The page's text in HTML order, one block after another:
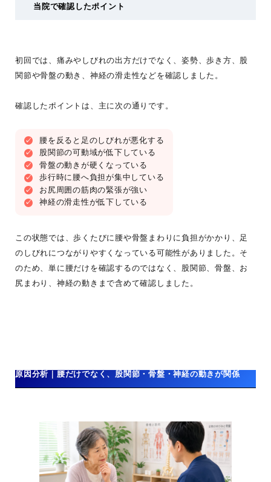
当院で確認したポイント
初回では、痛みやしびれの出方だけでなく、姿勢、歩き方、股
関節や骨盤の動き、神経の滑走性などを確認しました。
確認したポイントは、主に次の通りです。
腰を反ると足のしびれが悪化する
股関節の可動域が低下している
骨盤の動きが硬くなっている
歩行時に腰へ負担が集中している
お尻周囲の筋肉の緊張が強い
神経の滑走性が低下している
この状態では、歩くたびに腰や骨盤まわりに負担がかかり、足
のしびれにつながりやすくなっている可能性がありました。そ
のため、単に腰だけを確認するのではなく、股関節、骨盤、お
尻まわり、神経の動きまで含めて確認しました。
原因分析｜腰だけでなく、股関節・骨盤・神経の動きが関係